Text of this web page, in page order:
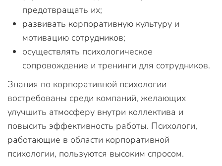
предотвращать их;
развивать корпоративную культуру и
мотивацию сотрудников;
осуществлять психологическое
сопровождение и тренинги для сотрудников.
Знания по корпоративной психологии
востребованы среди компаний, желающих
улучшить атмосферу внутри коллектива и
повысить эффективность работы. Психологи,
работающие в области корпоративной
психологии, пользуются высоким спросом.